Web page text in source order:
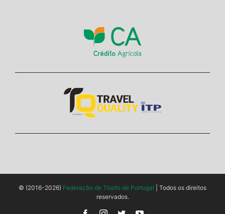
© (2016-2026) Federação de Triatlo de Portugal | Todos os direitos
reservados.